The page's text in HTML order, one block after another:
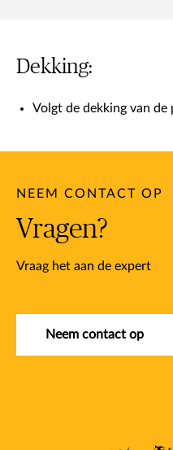
Dekking:
Volgt de dekking van de
NEEM CONTACT OP
Vragen?
Vraag het aan de expert
Neem contact op